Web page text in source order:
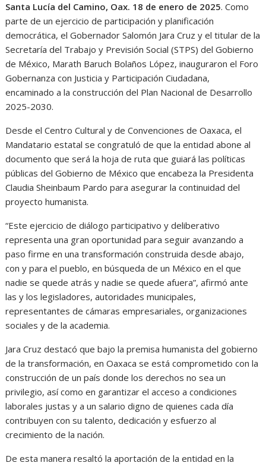
Santa Lucía del Camino, Oax. 18 de enero de 2025. Como
parte de un ejercicio de participación y planificación
democrática, el Gobernador Salomón Jara Cruz y el titular de la
Secretaría del Trabajo y Previsión Social (STPS) del Gobierno
de México, Marath Baruch Bolaños López, inauguraron el Foro
Gobernanza con Justicia y Participación Ciudadana,
encaminado a la construcción del Plan Nacional de Desarrollo
2025-2030.
Desde el Centro Cultural y de Convenciones de Oaxaca, el
Mandatario estatal se congratuló de que la entidad abone al
documento que será la hoja de ruta que guiará las políticas
públicas del Gobierno de México que encabeza la Presidenta
Claudia Sheinbaum Pardo para asegurar la continuidad del
proyecto humanista.
“Este ejercicio de diálogo participativo y deliberativo
representa una gran oportunidad para seguir avanzando a
paso firme en una transformación construida desde abajo,
con y para el pueblo, en búsqueda de un México en el que
nadie se quede atrás y nadie se quede afuera”, afirmó ante
las y los legisladores, autoridades municipales,
representantes de cámaras empresariales, organizaciones
sociales y de la academia.
Jara Cruz destacó que bajo la premisa humanista del gobierno
de la transformación, en Oaxaca se está comprometido con la
construcción de un país donde los derechos no sea un
privilegio, así como en garantizar el acceso a condiciones
laborales justas y a un salario digno de quienes cada día
contribuyen con su talento, dedicación y esfuerzo al
crecimiento de la nación.
De esta manera resaltó la aportación de la entidad en la